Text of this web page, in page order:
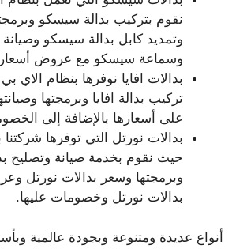
نقوم بتركيب بدالة سيسكو
وتمديد كابل بدالة سيسكو وصيانة
وسماعة سيسكو مع عروض أسعار
بدالات افايا نوفرها بنظام الاي
تركيب بدالة افايا وبرمجتها
على أسعارها بالإضافة إلى
بدالات نورتل التي توفرها
حيث نقوم بخدمة صيانة وتصليح
وبرمجتها وسعر بدالات نورتل
بدالات نورتل وخصومات عليها.
أنواع عديدة ومتنوعة وبجودة عالمية